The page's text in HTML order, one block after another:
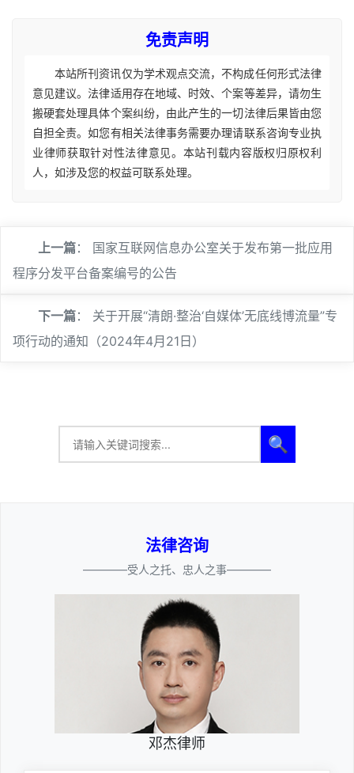
免责声明
本站所刊资讯仅为学术观点交流，不构成任何形式法律
意见建议。法律适用存在地域、时效、个案等差异，请勿生
搬硬套处理具体个案纠纷，由此产生的一切法律后果皆由您
自担全责。如您有相关法律事务需要办理请联系咨询专业执
业律师获取针对性法律意见。本站刊载内容版权归原权利
人，如涉及您的权益可联系处理。
上一篇： 国家互联网信息办公室关于发布第一批应用
程序分发平台备案编号的公告
下一篇： 关于开展“清朗·整治‘自媒体’无底线博流量”专
项行动的通知（2024年4月21日）
🔍
法律咨询
————受人之托、忠人之事————
邓杰律师